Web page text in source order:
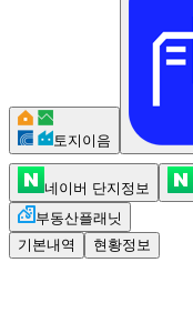
토지이음
네이버 단지정보
부동산플래닛
기본내역
현황정보